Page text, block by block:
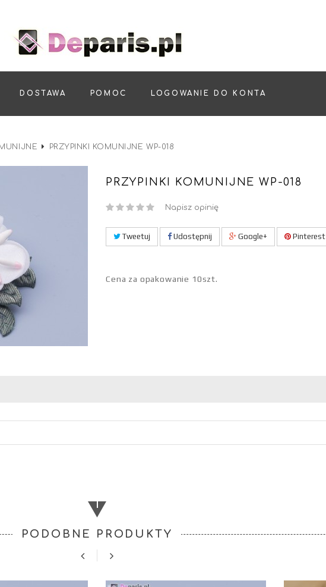
DOSTAWA POMOC LOGOWANIE DO KONTA
PRZYPINKI KOMUNIJNE WP-018
PRZYPINKI KOMUNIJNE WP-018
Napisz opinię
Tweetuj Udostępnij Google+ Pinterest
Cena za opakowanie 10szt.
PODOBNE PRODUKTY